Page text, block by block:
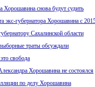
Хорошавина снова будут судить
экс-губернатора Хорошавина с
Сахалинской области
траты обсуждали
свобода
Хорошавина не состоялся
по делу Хорошавина